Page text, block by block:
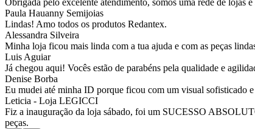
Obrigada pelo excelente atendimento, somos uma rede de lojas
Paula Hauanny Semijoias
Lindas! Amo todos os produtos Redantex.
Alessandra Silveira
Minha loja ficou mais linda com a tua ajuda e com as peças
Luis Aguiar
Já chegou aqui! Vocês estão de parabéns pela qualidade e
Denise Borba
Eu mudei até minha ID porque ficou com um visual sofisticado
Leticia - Loja LEGICCI
Fiz a inauguração da loja sábado, foi um SUCESSO
peças.